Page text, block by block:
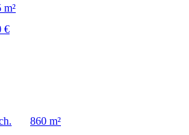
m²
€
860 m²